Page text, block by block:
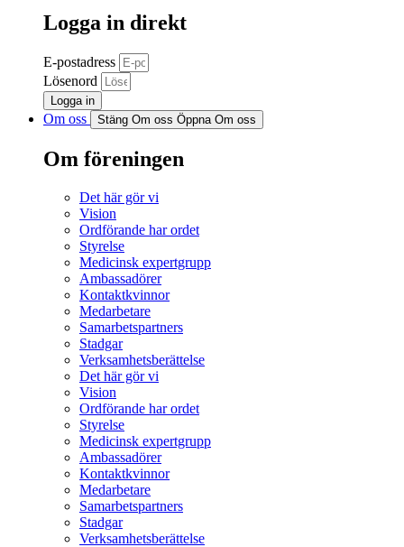
Logga in direkt
E-postadress
Lösenord
Logga in
Om oss Stäng Om oss Öppna Om oss
Om föreningen
Det här gör vi
Vision
Ordförande har ordet
Styrelse
Medicinsk expertgrupp
Ambassadörer
Kontaktkvinnor
Medarbetare
Samarbetspartners
Stadgar
Verksamhetsberättelse
Det här gör vi
Vision
Ordförande har ordet
Styrelse
Medicinsk expertgrupp
Ambassadörer
Kontaktkvinnor
Medarbetare
Samarbetspartners
Stadgar
Verksamhetsberättelse